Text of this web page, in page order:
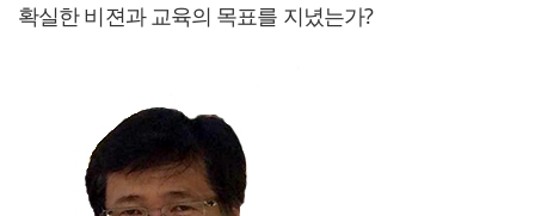
확실한 비젼과 교육의 목표를 지녔는가?